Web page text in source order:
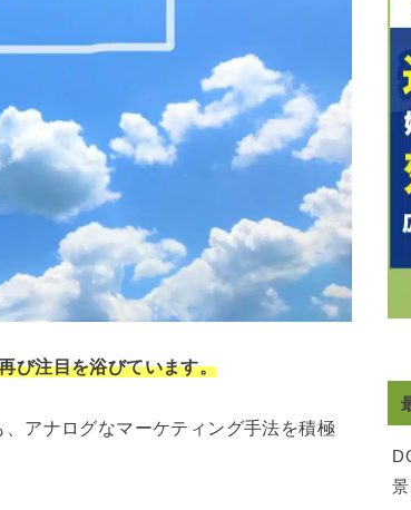
び注目を浴びています。
アナログなマーケティング手法を積極